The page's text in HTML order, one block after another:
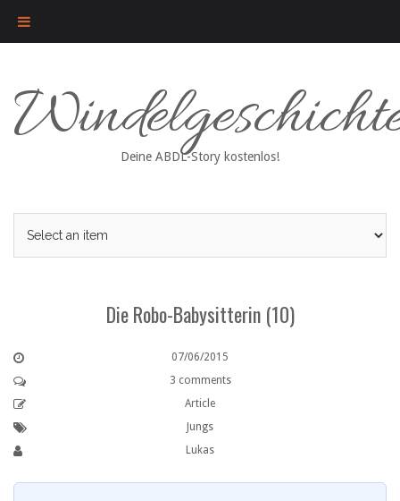
content
Deine ABDL-Story kostenlos!
Die Robo-Babysitterin (10)
07/06/2015
3 comments
Article
Jungs
Lukas